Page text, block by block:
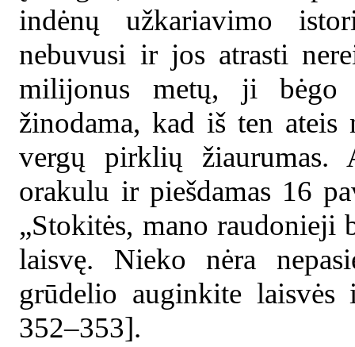
indėnų užkariavimo
nebuvusi ir jos atrasti
milijonus metų, ji
žinodama, kad iš ten ateis
vergų pirklių
orakulu ir piešdamas 16
„Stokitės, mano raudonieji
laisvę. Nieko nėra
grūdelio auginkite
352–353].